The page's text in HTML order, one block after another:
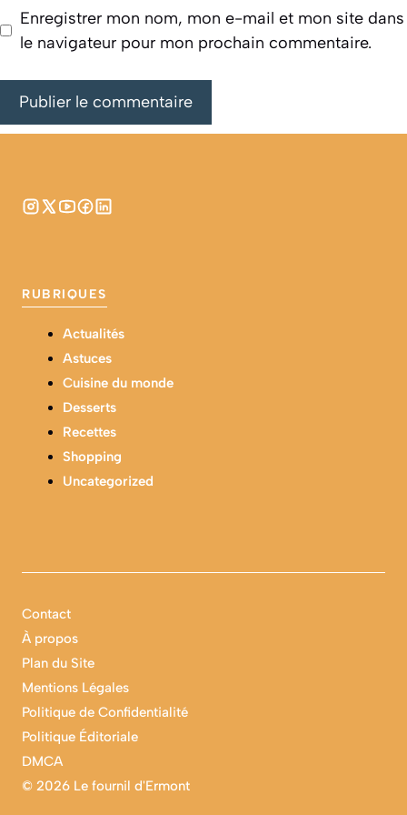
Enregistrer mon nom, mon e-mail et mon site dans
le navigateur pour mon prochain commentaire.
RUBRIQUES
Actualités
Astuces
Cuisine du monde
Desserts
Recettes
Shopping
Uncategorized
© 2026 Le fournil d'Ermont
Contact
À propos
Plan du Site
Mentions Légales
Politique de Confidentialité
Politique Éditoriale
DMCA